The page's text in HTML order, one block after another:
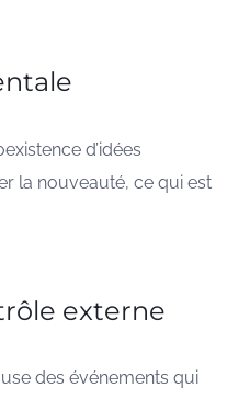
d’idées
la nouveauté, ce qui est
externe
des événements qui